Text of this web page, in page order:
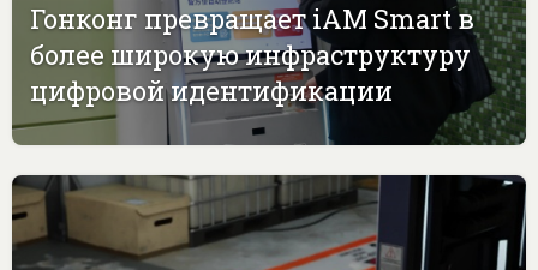
Гонконг превращает iAM Smart в
более широкую инфраструктуру
цифровой идентификации